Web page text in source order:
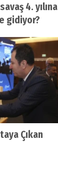
4. yılına
gidiyor?
Çıkan